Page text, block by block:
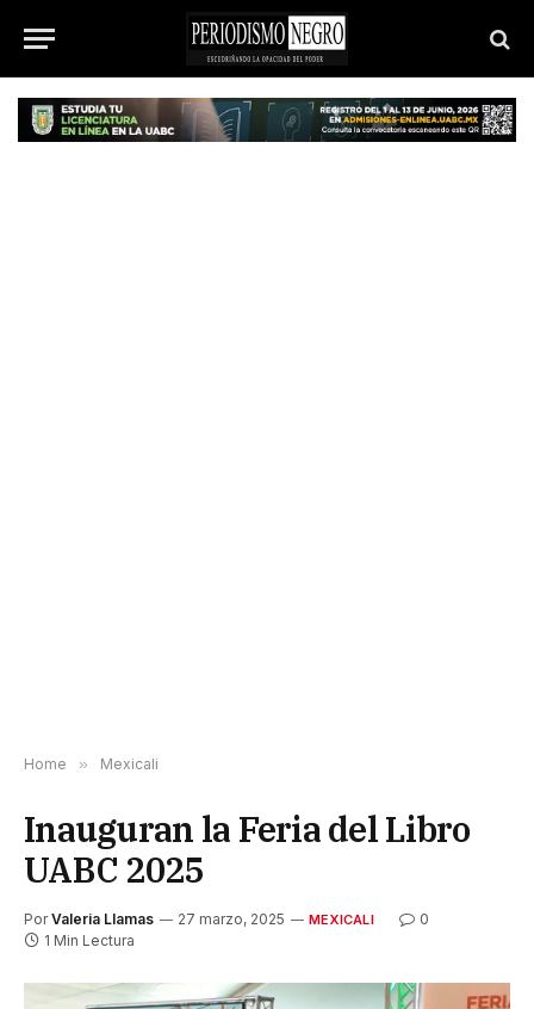
Home » Mexicali
Inauguran la Feria del Libro
UABC 2025
Por Valeria Llamas 27 marzo, 2025 MEXICALI
0
1 Min Lectura